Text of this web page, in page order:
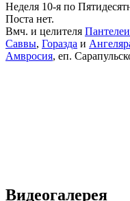
Неделя 10-я по
Поста нет.
Вмч. и целителя
Саввы, Горазда и
Амвросия, еп.
Видеогалерея